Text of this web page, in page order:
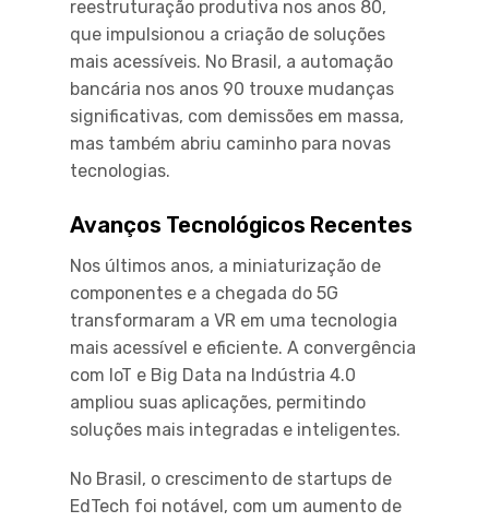
reestruturação produtiva nos anos 80,
que impulsionou a criação de soluções
mais acessíveis. No Brasil, a automação
bancária nos anos 90 trouxe mudanças
significativas, com demissões em massa,
mas também abriu caminho para novas
tecnologias.
Avanços Tecnológicos Recentes
Nos últimos anos, a miniaturização de
componentes e a chegada do 5G
transformaram a VR em uma tecnologia
mais acessível e eficiente. A convergência
com IoT e Big Data na Indústria 4.0
ampliou suas aplicações, permitindo
soluções mais integradas e inteligentes.
No Brasil, o crescimento de startups de
EdTech foi notável, com um aumento de